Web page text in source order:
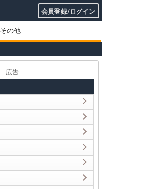
会員登録/ログイン
その他
広告